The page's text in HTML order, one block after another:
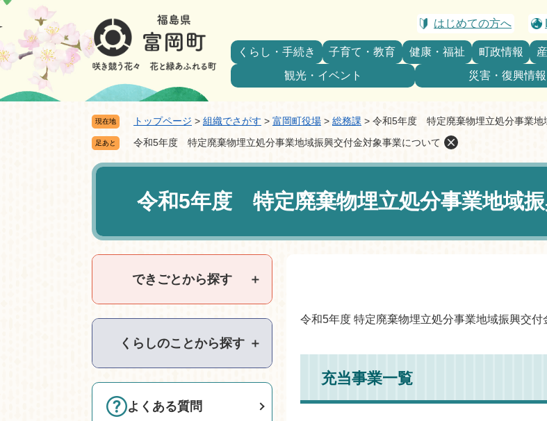
ペ
ー
の
メ
ニ
ー
はじめての方へ
くらし・手続き 子育て・教育 健康・福祉 町政情報
観光・イベント
災害・復興情報
現在地 トップページ > 組織でさがす > 富岡町役場 > 総務課 > 令和5年度 特定廃棄物埋立処分事業地
足あと 令和5年度 特定廃棄物埋立処分事業地域振興交付金対象事業について
令和5年度 特定廃棄物埋立処分事業地域
令和5年度 特定廃棄物埋立処分事業地域振興交付
充当事業一覧
できごとから探す ＋
くらしのことから探す ＋
よくある質問